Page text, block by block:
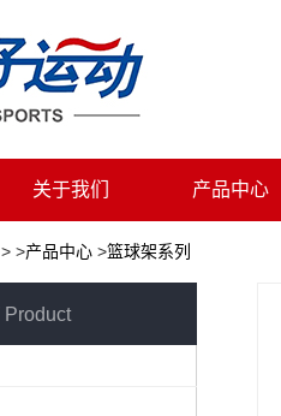
关于我们 产品中心
> >产品中心 >篮球架系列
Product